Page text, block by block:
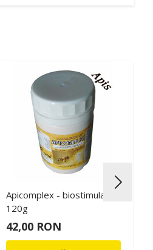
Apicomplex - biostimulator,
120g
42,00 RON